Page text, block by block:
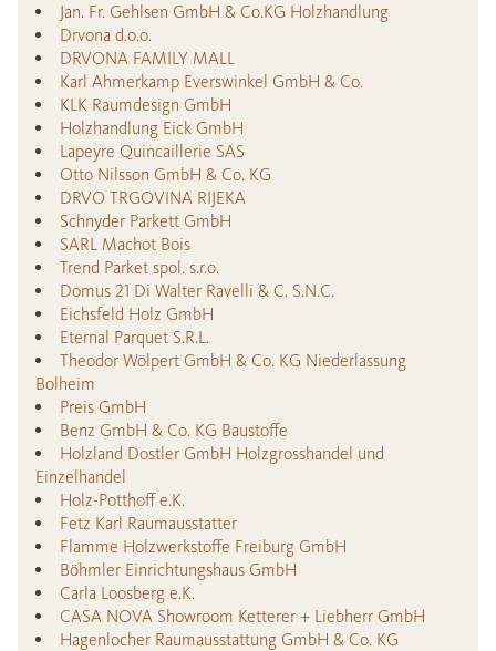
Jan. Fr. Gehlsen GmbH & Co.KG Holzhandlung
Drvona d.o.o.
DRVONA FAMILY MALL
Karl Ahmerkamp Everswinkel GmbH & Co.
KLK Raumdesign GmbH
Holzhandlung Eick GmbH
Lapeyre Quincaillerie SAS
Otto Nilsson GmbH & Co. KG
DRVO TRGOVINA RIJEKA
Schnyder Parkett GmbH
SARL Machot Bois
Trend Parket spol. s.r.o.
Domus 21 Di Walter Ravelli & C. S.N.C.
Eichsfeld Holz GmbH
Eternal Parquet S.R.L.
Theodor Wölpert GmbH & Co. KG Niederlassung
Bolheim
Preis GmbH
Benz GmbH & Co. KG Baustoffe
Holzland Dostler GmbH Holzgrosshandel und
Einzelhandel
Holz-Potthoff e.K.
Fetz Karl Raumausstatter
Flamme Holzwerkstoffe Freiburg GmbH
Böhmler Einrichtungshaus GmbH
Carla Loosberg e.K.
CASA NOVA Showroom Ketterer + Liebherr GmbH
Hagenlocher Raumausstattung GmbH & Co. KG